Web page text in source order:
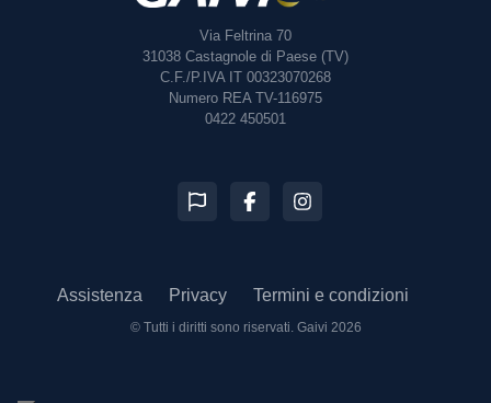
Via Feltrina 70
31038 Castagnole di Paese (TV)
C.F./P.IVA IT 00323070268
Numero REA TV-116975
0422 450501
Assistenza Privacy Termini e condizioni
© Tutti i diritti sono riservati. Gaivi 2026